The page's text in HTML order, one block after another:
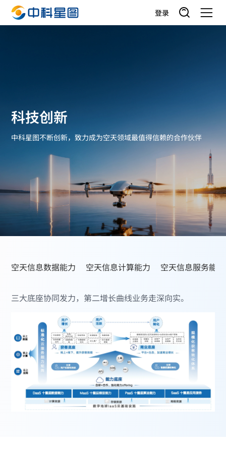
登录
科技创新
中科星图不断创新，致力成为空天领域最值得信赖的合作伙伴
空天信息数据能力 空天信息计算能力 空天信息服务能力
三大底座协同发力，第二增长曲线业务走深向实。